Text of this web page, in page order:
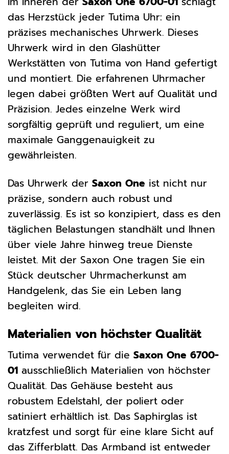
das Herzstück jeder Tutima Uhr: ein
präzises mechanisches Uhrwerk. Dieses
Uhrwerk wird in den Glashütter
Werkstätten von Tutima von Hand gefertigt
und montiert. Die erfahrenen Uhrmacher
legen dabei größten Wert auf Qualität und
Präzision. Jedes einzelne Werk wird
sorgfältig geprüft und reguliert, um eine
maximale Ganggenauigkeit zu
gewährleisten.
Das Uhrwerk der Saxon One ist nicht nur
präzise, sondern auch robust und
zuverlässig. Es ist so konzipiert, dass es den
täglichen Belastungen standhält und Ihnen
über viele Jahre hinweg treue Dienste
leistet. Mit der Saxon One tragen Sie ein
Stück deutscher Uhrmacherkunst am
Handgelenk, das Sie ein Leben lang
begleiten wird.
Materialien von höchster Qualität
Tutima verwendet für die Saxon One 6700-
01 ausschließlich Materialien von höchster
Qualität. Das Gehäuse besteht aus
robustem Edelstahl, der poliert oder
satiniert erhältlich ist. Das Saphirglas ist
kratzfest und sorgt für eine klare Sicht auf
das Zifferblatt. Das Armband ist entweder